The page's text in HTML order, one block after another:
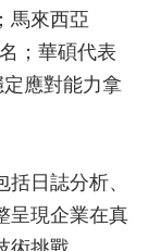
馬來西亞
；華碩代表
應對能力拿
日誌分析、
呈現企業在真